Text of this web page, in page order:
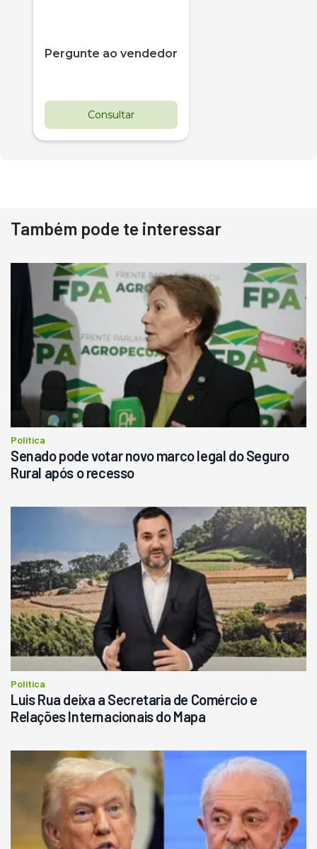
Pergunte ao vendedor
Consultar
Destaque
Usado
Pá Carregadeira Cat 966
Ano 1987
Londrina
R$ 145.000
Consultar
Também pode te interessar
Política
Senado pode votar novo marco legal do Seguro
Rural após o recesso
Política
Luis Rua deixa a Secretaria de Comércio e
Relações Internacionais do Mapa